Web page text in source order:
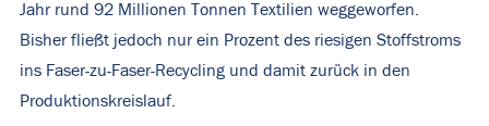
Jahr rund 92 Millionen Tonnen Textilien weggeworfen.
Bisher fließt jedoch nur ein Prozent des riesigen Stoffstroms
ins Faser-zu-Faser-Recycling und damit zurück in den
Produktionskreislauf.